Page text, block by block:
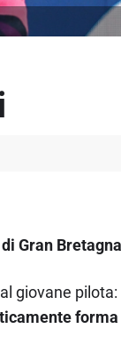
Gran
giovane pilota:
forma